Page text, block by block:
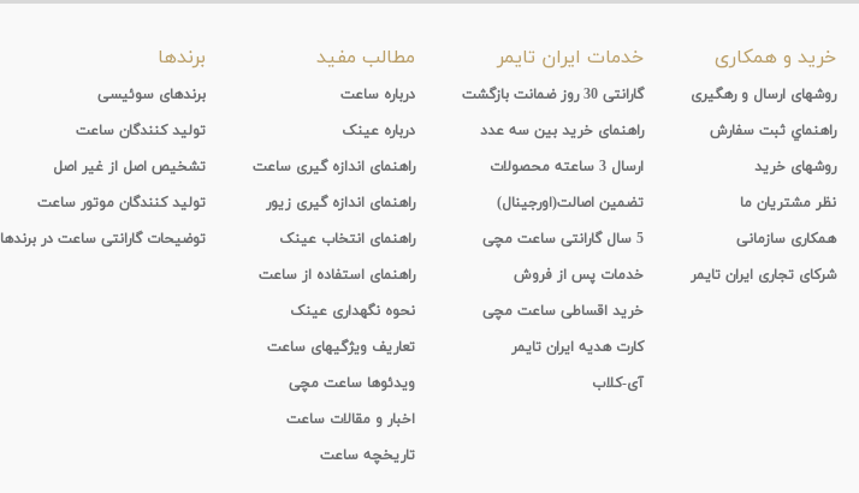
خرید و همکاری
روشهای ارسال و رهگیری
راهنماي ثبت سفارش
روشهای خرید
نظر مشتریان ما
همکاری سازمانی
شرکای تجاری ایران تایمر
خدمات ایران تایمر
گارانتی 30 روز ضمانت بازگشت
راهنمای خرید بین سه عدد
ارسال 3 ساعته محصولات
تضمین اصالت(اورجینال)
5 سال گارانتی ساعت مچی
خدمات پس از فروش
خرید اقساطی ساعت مچی
کارت هدیه ایران تایمر
آی-کلاب
مطالب مفید
درباره ساعت
درباره عینک
راهنمای اندازه گیری ساعت
راهنمای اندازه گیری زیور
راهنمای انتخاب عینک
راهنمای استفاده از ساعت
نحوه نگهداری عینک
تعاریف ویژگیهای ساعت
ویدئوها ساعت مچی
اخبار و مقالات ساعت
تاریخچه ساعت
برندها
برندهای سوئیسی
تولید کنندگان ساعت
تشخیص اصل از غیر اصل
تولید کنندگان موتور ساعت
توضیحات گارانتی ساعت در برندها